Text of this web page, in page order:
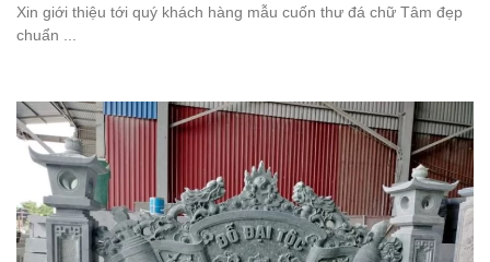
Xin giới thiệu tới quý khách hàng mẫu cuốn thư đá chữ Tâm đẹp
chuẩn ...